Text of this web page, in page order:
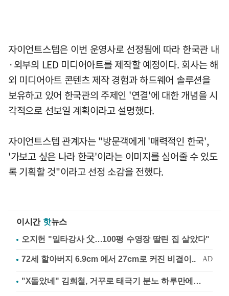
자이언트스텝은 이번 운영사로 선정됨에 따라 한국관 내
·외부의 LED 미디어아트를 제작할 예정이다. 회사는 해
외 미디어아트 콘텐츠 제작 경험과 하드웨어 솔루션을
보유하고 있어 한국관의 주제인 '연결'에 대한 개념을 시
각적으로 선보일 계획이라고 설명했다.
자이언트스텝 관계자는 "방문객에게 '매력적인 한국',
'가보고 싶은 나라 한국'이라는 이미지를 심어줄 수 있도
록 기획할 것"이라고 선정 소감을 전했다.
이시간 핫뉴스
오지헌 "일타강사 父…100평 수영장 딸린 집 살았다"
"X돌았네" 김희철, 거꾸로 태극기 분노 하루만에…